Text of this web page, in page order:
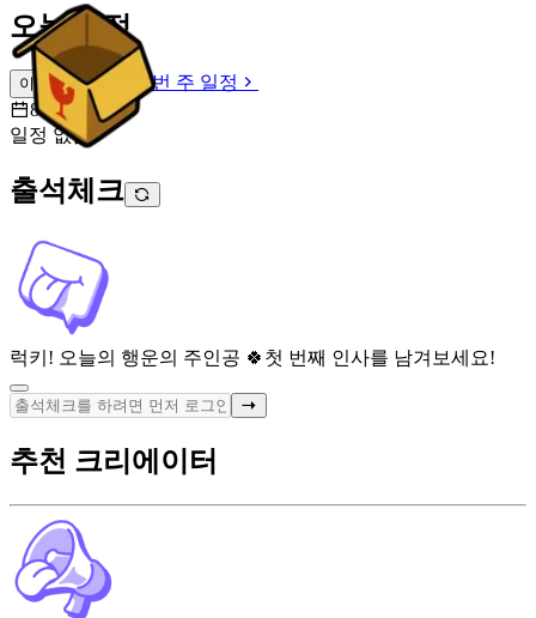
오늘 일정
이번 주 일정
이번 주 일정
8월 6일 [목]
일정 없음
출석체크
럭키! 오늘의 행운의 주인공 🍀 첫 번째 인사를 남겨보세요!
추천 크리에이터